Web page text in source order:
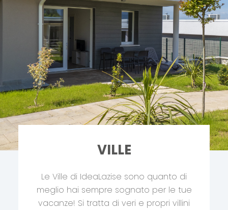
VILLE
Le Ville di IdeaLazise sono quanto di
meglio hai sempre sognato per le tue
vacanze! Si tratta di veri e propri villini